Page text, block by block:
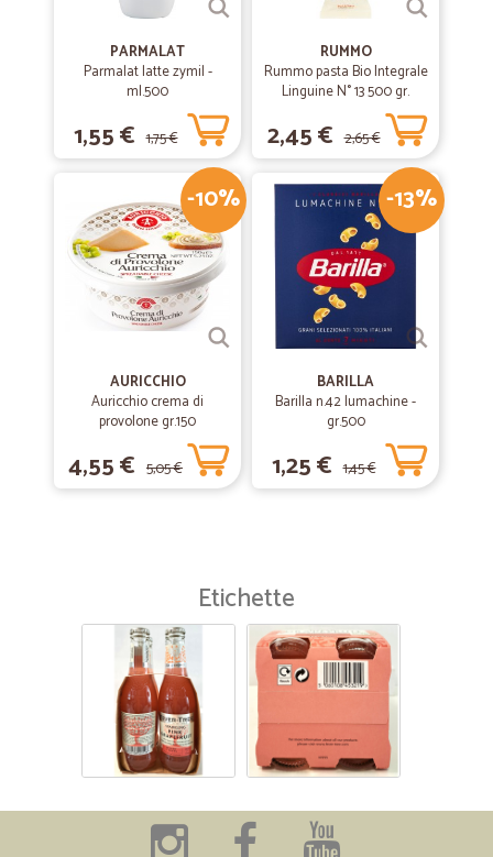
PARMALAT
Parmalat latte zymil -
ml.500
1,55 € 1,75 €
RUMMO
Rummo pasta Bio Integrale
Linguine N° 13 500 gr.
2,45 € 2,65 €
-10%
AURICCHIO
Auricchio crema di
provolone gr.150
4,55 € 5,05 €
-13%
BARILLA
Barilla n.42 lumachine -
gr.500
1,25 € 1,45 €
Etichette